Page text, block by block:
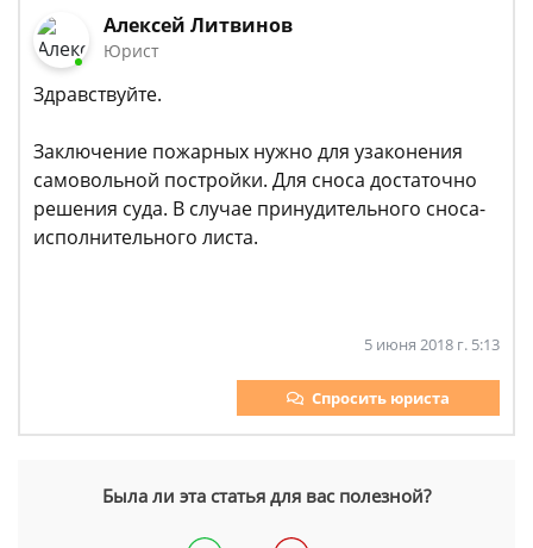
Алексей Литвинов
Юрист
Здравствуйте.
Заключение пожарных нужно для узаконения
самовольной постройки. Для сноса достаточно
решения суда. В случае принудительного сноса-
исполнительного листа.
5 июня 2018 г. 5:13
Спросить юриста
Была ли эта статья для вас полезной?